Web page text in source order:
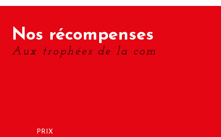
Nos récompenses
Aux trophées de la com
PRIX